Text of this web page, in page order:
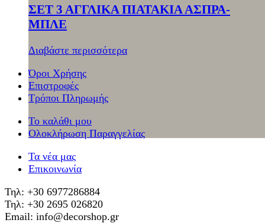
ΣΕΤ 3 ΑΓΓΛΙΚΑ ΠΙΑΤΑΚΙΑ ΑΣΠΡΑ-
ΜΠΛΕ
Διαβάστε περισσότερα
Όροι Χρήσης
Επιστροφές
Τρόποι Πληρωμής
Το καλάθι μου
Ολοκλήρωση Παραγγελίας
Τα νέα μας
Επικοινωνία
Τηλ: +30 6977286884
Τηλ: +30 2695 026820
Email: info@decorshop.gr